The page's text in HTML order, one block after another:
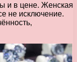
и в цене. Женская
не исключение.